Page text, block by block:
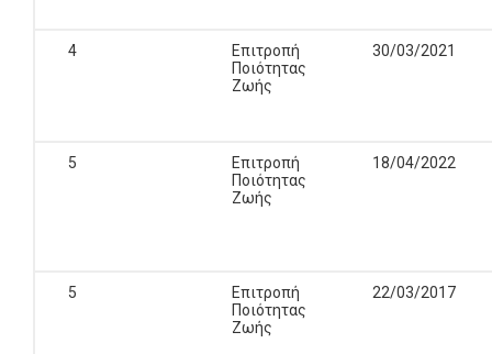
4
Επιτροπή
Ποιότητας
Ζωής
30/03/2021
5
Επιτροπή
Ποιότητας
Ζωής
18/04/2022
5
Επιτροπή
Ποιότητας
Ζωής
22/03/2017